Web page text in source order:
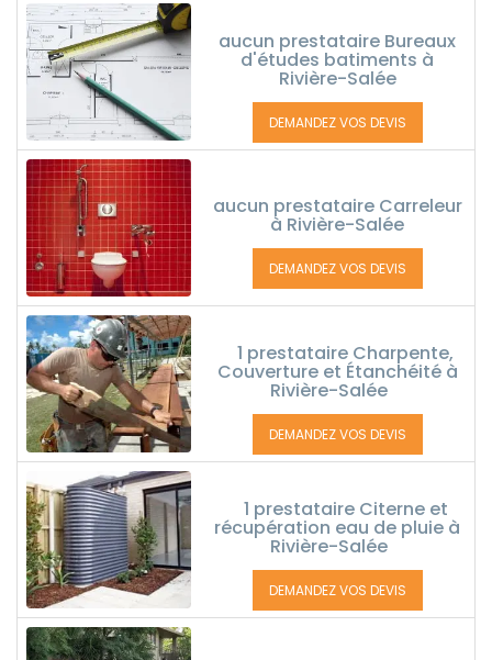
aucun prestataire Bureaux
d'études batiments à
Rivière-Salée
DEMANDEZ VOS DEVIS
aucun prestataire Carreleur
à Rivière-Salée
DEMANDEZ VOS DEVIS
1 prestataire Charpente,
Couverture et Étanchéité à
Rivière-Salée
DEMANDEZ VOS DEVIS
1 prestataire Citerne et
récupération eau de pluie à
Rivière-Salée
DEMANDEZ VOS DEVIS